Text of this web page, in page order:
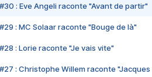
#30 : Eve Angeli raconte "Avant de partir"
#29 : MC Solaar raconte "Bouge de là"
#28 : Lorie raconte "Je vais vite"
#27 : Christophe Willem raconte "Jacques